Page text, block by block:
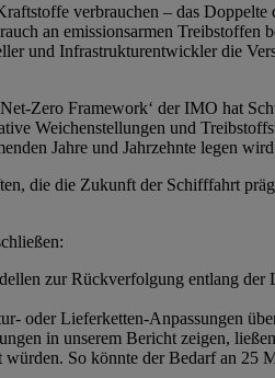
verbrauchen – das Doppelte
an emissionsarmen Treibstoffen
und Infrastrukturentwickler die
Zero Framework‘ der IMO hat
Weichenstellungen und
Jahre und Jahrzehnte legen
die die Zukunft der Schifffahrt
zur Rückverfolgung entlang der
oder Lieferketten-Anpassungen
in unserem Bericht zeigen,
So könnte der Bedarf an 25